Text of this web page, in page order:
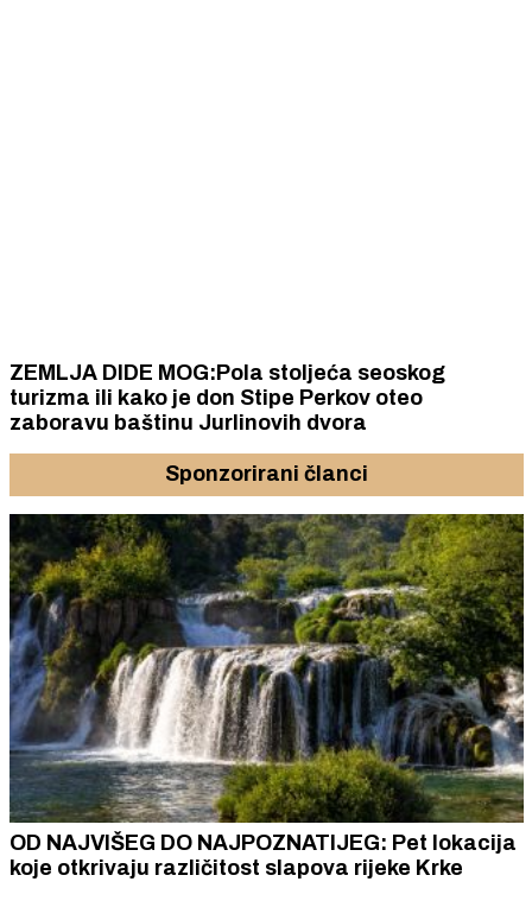
ZEMLJA DIDE MOG:Pola stoljeća seoskog
turizma ili kako je don Stipe Perkov oteo
zaboravu baštinu Jurlinovih dvora
Sponzorirani članci
OD NAJVIŠEG DO NAJPOZNATIJEG: Pet lokacija
koje otkrivaju različitost slapova rijeke Krke